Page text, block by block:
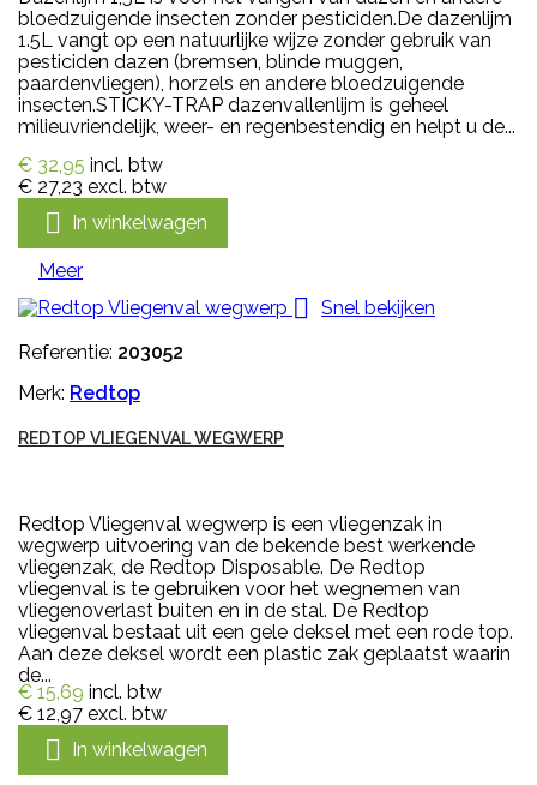
bloedzuigende insecten zonder pesticiden.De dazenlijm
1.5L vangt op een natuurlijke wijze zonder gebruik van
pesticiden dazen (bremsen, blinde muggen,
paardenvliegen), horzels en andere bloedzuigende
insecten.STICKY-TRAP dazenvallenlijm is geheel
milieuvriendelijk, weer- en regenbestendig en helpt u de...
€ 32,95 incl. btw
€ 27,23 excl. btw
 In winkelwagen
Meer

Snel bekijken
Referentie: 203052
Merk: Redtop
REDTOP VLIEGENVAL WEGWERP
Redtop Vliegenval wegwerp is een vliegenzak in
wegwerp uitvoering van de bekende best werkende
vliegenzak, de Redtop Disposable. De Redtop
vliegenval is te gebruiken voor het wegnemen van
vliegenoverlast buiten en in de stal. De Redtop
vliegenval bestaat uit een gele deksel met een rode top.
Aan deze deksel wordt een plastic zak geplaatst waarin
de...
€ 15,69 incl. btw
€ 12,97 excl. btw
 In winkelwagen